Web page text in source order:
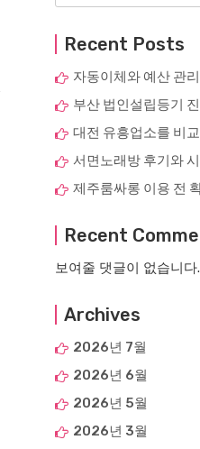
Recent Posts
자동이체와 예산 관
부산 법인설립등기
대전 유흥업소를 비
서면노래방 후기와
제주룸싸롱 이용 전
Recent
보여줄 댓글이 없습니다.
Archives
2026년 7월
2026년 6월
2026년 5월
2026년 3월